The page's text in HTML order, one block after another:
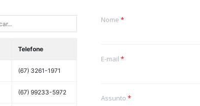
Bandeirantes
Telefone
(67) 3261-1971
(67) 99233-5972
Nome *
E-mail *
Assunto *